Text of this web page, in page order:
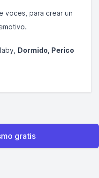
voces, para crear un
Dormido, Perico
gratis